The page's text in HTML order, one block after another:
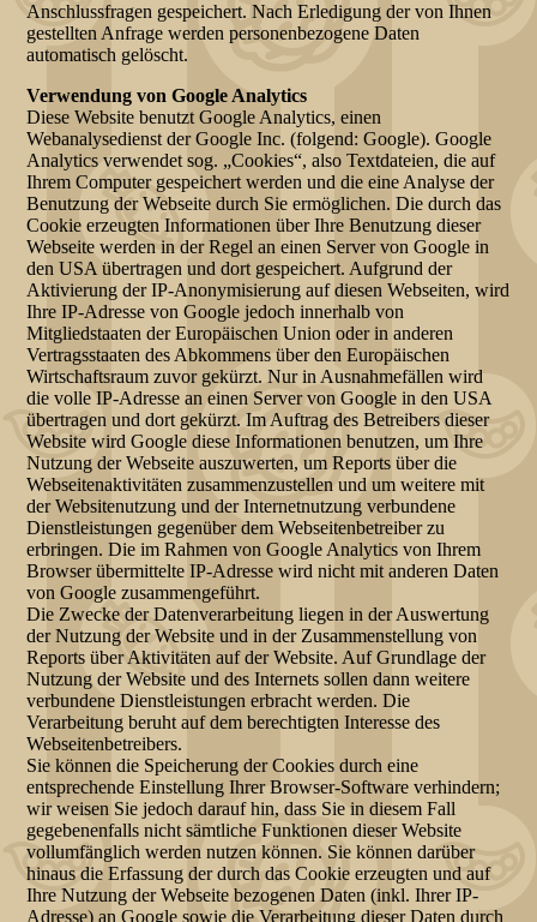
Anschlussfragen gespeichert. Nach Erledigung der von Ihnen
gestellten Anfrage werden personenbezogene Daten
automatisch gelöscht.
Verwendung von Google Analytics
Diese Website benutzt Google Analytics, einen
Webanalysedienst der Google Inc. (folgend: Google). Google
Analytics verwendet sog. „Cookies“, also Textdateien, die auf
Ihrem Computer gespeichert werden und die eine Analyse der
Benutzung der Webseite durch Sie ermöglichen. Die durch das
Cookie erzeugten Informationen über Ihre Benutzung dieser
Webseite werden in der Regel an einen Server von Google in
den USA übertragen und dort gespeichert. Aufgrund der
Aktivierung der IP-Anonymisierung auf diesen Webseiten, wird
Ihre IP-Adresse von Google jedoch innerhalb von
Mitgliedstaaten der Europäischen Union oder in anderen
Vertragsstaaten des Abkommens über den Europäischen
Wirtschaftsraum zuvor gekürzt. Nur in Ausnahmefällen wird
die volle IP-Adresse an einen Server von Google in den USA
übertragen und dort gekürzt. Im Auftrag des Betreibers dieser
Website wird Google diese Informationen benutzen, um Ihre
Nutzung der Webseite auszuwerten, um Reports über die
Webseitenaktivitäten zusammenzustellen und um weitere mit
der Websitenutzung und der Internetnutzung verbundene
Dienstleistungen gegenüber dem Webseitenbetreiber zu
erbringen. Die im Rahmen von Google Analytics von Ihrem
Browser übermittelte IP-Adresse wird nicht mit anderen Daten
von Google zusammengeführt.
Die Zwecke der Datenverarbeitung liegen in der Auswertung
der Nutzung der Website und in der Zusammenstellung von
Reports über Aktivitäten auf der Website. Auf Grundlage der
Nutzung der Website und des Internets sollen dann weitere
verbundene Dienstleistungen erbracht werden. Die
Verarbeitung beruht auf dem berechtigten Interesse des
Webseitenbetreibers.
Sie können die Speicherung der Cookies durch eine
entsprechende Einstellung Ihrer Browser-Software verhindern;
wir weisen Sie jedoch darauf hin, dass Sie in diesem Fall
gegebenenfalls nicht sämtliche Funktionen dieser Website
vollumfänglich werden nutzen können. Sie können darüber
hinaus die Erfassung der durch das Cookie erzeugten und auf
Ihre Nutzung der Webseite bezogenen Daten (inkl. Ihrer IP-
Adresse) an Google sowie die Verarbeitung dieser Daten durch